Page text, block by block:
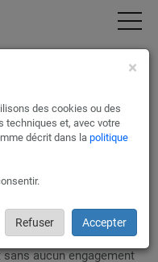
marbre à Paris
aide à maintenir son
et en durcir ses
bénéficiera d'une plus
jusqu'à trois
en nettoyage et
aucun engagement
×
des cookies ou des
techniques et, avec votre
décrit dans la politique
Refuser Accepter